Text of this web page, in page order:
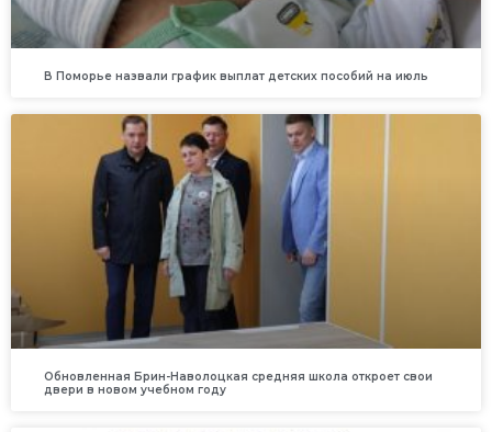
В Поморье назвали график выплат детских пособий на июль
Обновленная Брин-Наволоцкая средняя школа откроет свои
двери в новом учебном году